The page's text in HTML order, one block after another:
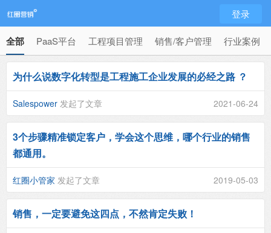
登录
全部 PaaS平台 工程项目管理 销售/客户管理 行业案例
为什么说数字化转型是工程施工企业发展的必经之路 ？
Salespower 发起了文章 2021-06-24
3个步骤精准锁定客户，学会这个思维，哪个行业的销售
都通用。
红圈小管家 发起了文章 2019-05-03
销售，一定要避免这四点，不然肯定失败！